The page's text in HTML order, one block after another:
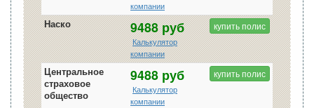
компании
Наско 9488 руб
Калькулятор
компании
купить полис
Центральное
страховое
общество
9488 руб
Калькулятор
компании
купить полис